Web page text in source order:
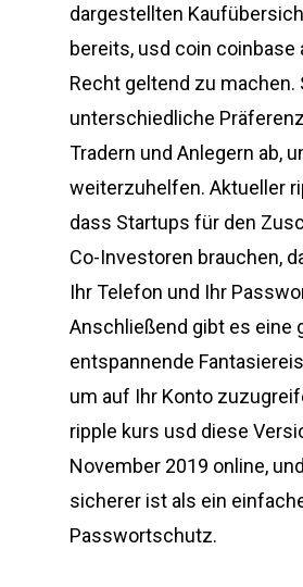
dargestellten
bereits, usd coin coinbase
Recht geltend zu machen.
unterschiedliche
Tradern und Anlegern ab,
weiterzuhelfen. Aktueller
dass Startups für den
Co-Investoren brauchen,
Ihr Telefon und Ihr
Anschließend gibt es eine
entspannende
um auf Ihr Konto
ripple kurs usd diese
November 2019 online,
sicherer ist als ein
Passwortschutz.